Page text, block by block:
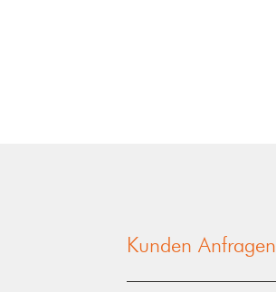
Kunden Anfragen